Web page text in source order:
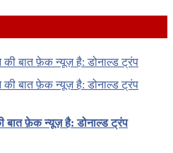
बात फ़ेक न्यूज़ है: डोनाल्ड ट्रंप